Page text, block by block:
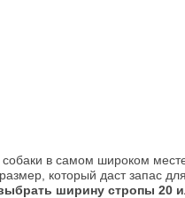
в самом широком
который даст запас для
ширину стропы 20